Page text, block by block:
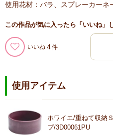
使用花材：バラ、スプレーカーネ
この作品が気に入ったら「いいね」
いいね 4
使用アイテム
ホワイエ/重ねて収納
プ/3D00061PU